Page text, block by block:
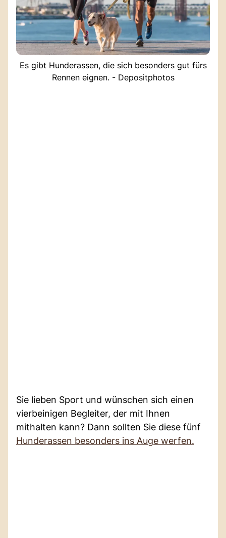
Es gibt Hunderassen, die sich besonders gut fürs
Rennen eignen. - Depositphotos
Sie lieben Sport und wünschen sich einen
vierbeinigen Begleiter, der mit Ihnen
mithalten kann? Dann sollten Sie diese fünf
Hunderassen besonders ins Auge werfen.